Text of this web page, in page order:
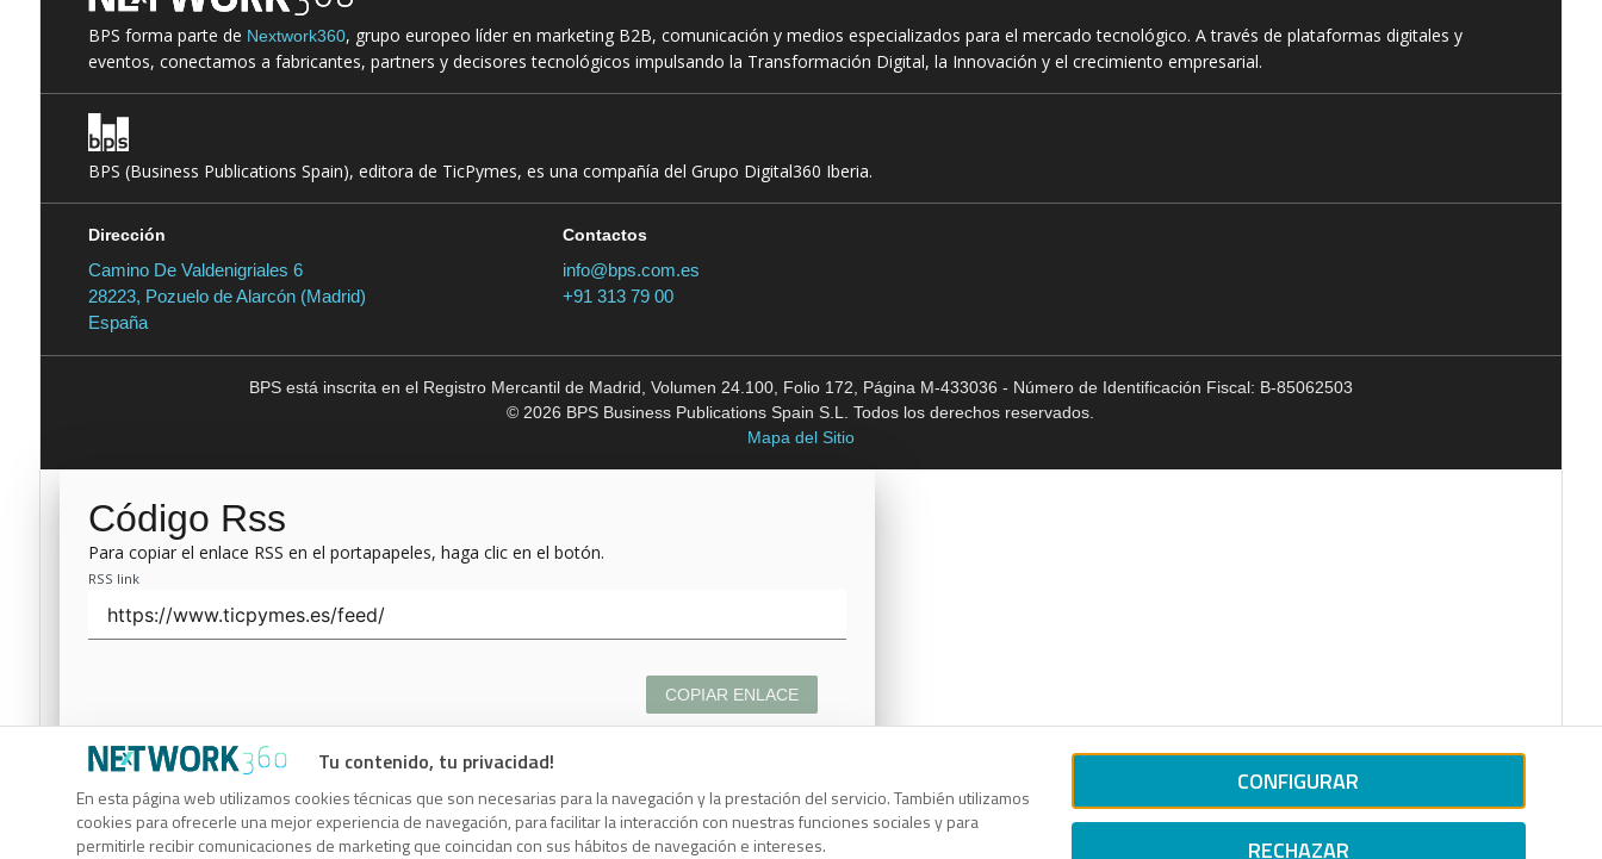
Tu contenido, tu privacidad!
En esta página web utilizamos cookies técnicas que son necesarias para la navegación y la prestación del servicio. También utilizamos
cookies para ofrecerle una mejor experiencia de navegación, para facilitar la interacción con nuestras funciones sociales y para
permitirle recibir comunicaciones de marketing que coincidan con sus hábitos de navegación e intereses.
CONFIGURAR
RECHAZAR
BPS forma parte de Nextwork360, grupo europeo líder en marketing B2B, comunicación y medios especializados para el mercado tecnológico. A través de plataformas digitales y
eventos, conectamos a fabricantes, partners y decisores tecnológicos impulsando la Transformación Digital, la Innovación y el crecimiento empresarial.
BPS (Business Publications Spain), editora de TicPymes, es una compañía del Grupo Digital360 Iberia.
Dirección
Camino De Valdenigriales 6
28223, Pozuelo de Alarcón (Madrid)
España
Contactos
info@bps.com.es
+91 313 79 00
BPS está inscrita en el Registro Mercantil de Madrid, Volumen 24.100, Folio 172, Página M-433036 - Número de Identificación Fiscal: B-85062503
© 2026 BPS Business Publications Spain S.L. Todos los derechos reservados.
Mapa del Sitio
Código Rss
Para copiar el enlace RSS en el portapapeles, haga clic en el botón.
RSS link
COPIAR ENLACE
Código Rss
Para copiar el enlace RSS en el portapapeles, haga clic en el botón.